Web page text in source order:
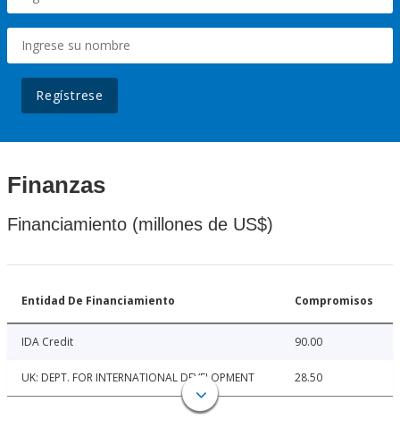
Regístrese
Finanzas
Financiamiento (millones de US$)
Entidad De Financiamiento Compromisos
IDA Credit 90.00
UK: DEPT. FOR INTERNATIONAL DEVELOPMENT 28.50